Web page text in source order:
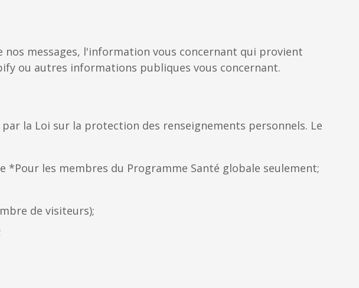
messages, l'information vous concernant qui provient
ou autres informations publiques vous concernant.
la Loi sur la protection des renseignements personnels. Le
*Pour les membres du Programme Santé globale seulement;
de visiteurs);